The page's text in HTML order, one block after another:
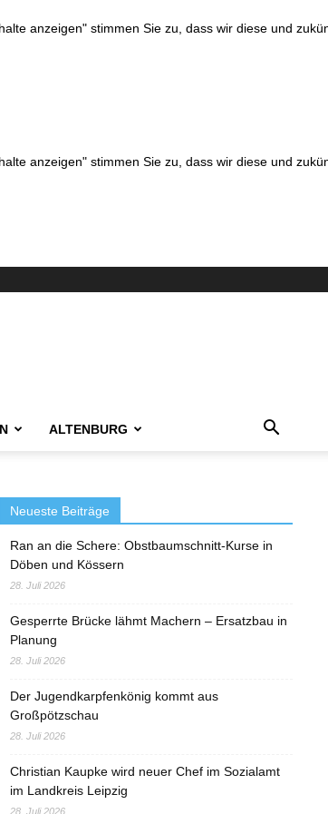
anzeigen" stimmen Sie zu, dass wir diese und
anzeigen" stimmen Sie zu, dass wir diese und
ALTENBURG
Neueste Beiträge
Ran an die Schere: Obstbaumschnitt-Kurse in
Döben und Kössern
28. Juli 2026
Gesperrte Brücke lähmt Machern – Ersatzbau in
Planung
28. Juli 2026
Der Jugendkarpfenkönig kommt aus
Großpötzschau
28. Juli 2026
Christian Kaupke wird neuer Chef im Sozialamt
im Landkreis Leipzig
28. Juli 2026